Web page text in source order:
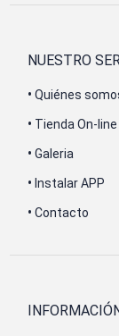
NUESTRO
• Quiénes
• Tienda On-line
• Galeria
• Instalar APP
• Contacto